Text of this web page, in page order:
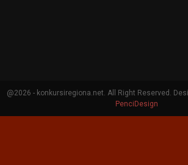
@2026 - konkursiregiona.net. All Right Reserved.
PenciDesign